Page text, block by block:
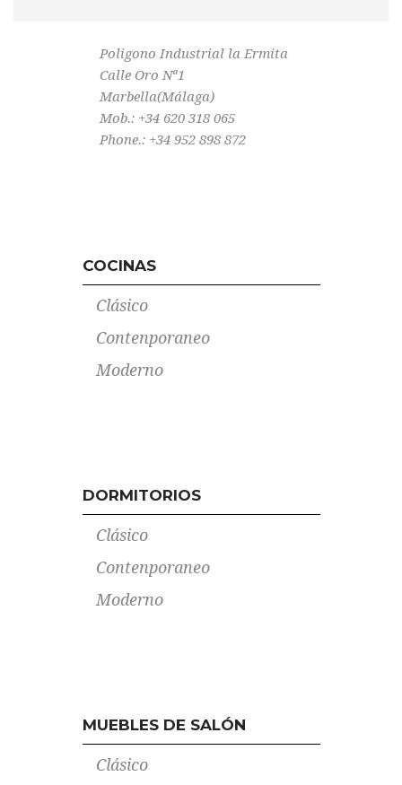
Poligono Industrial la Ermita
Calle Oro Nª1
Marbella(Málaga)
Mob.: +34 620 318 065
Phone.: +34 952 898 872
COCINAS
Clásico
Contenporaneo
Moderno
DORMITORIOS
Clásico
Contenporaneo
Moderno
MUEBLES DE SALÓN
Clásico